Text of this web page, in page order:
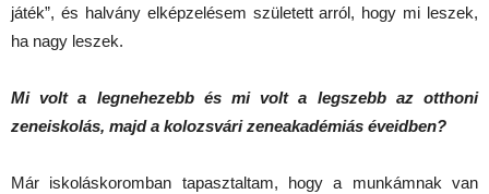
játék”, és halvány elképzelésem született arról, hogy mi leszek,
ha nagy leszek.
Mi volt a legnehezebb és mi volt a legszebb az otthoni
zeneiskolás, majd a kolozsvári zeneakadémiás éveidben?
Már iskoláskoromban tapasztaltam, hogy a munkámnak van